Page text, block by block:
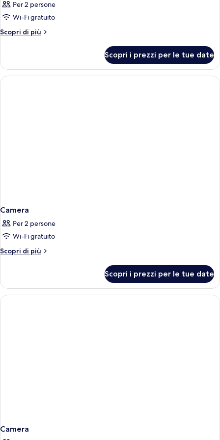
Per 2 persone
Wi-Fi gratuito
Scopri di più
Altri
Scopri i prezzi per le tue date
Camera
Per 2 persone
Wi-Fi gratuito
Scopri di più
Altri
Scopri i prezzi per le tue date
Camera